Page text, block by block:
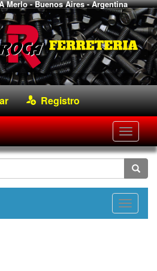
Merlo - Buenos Aires - Argentina
Registro